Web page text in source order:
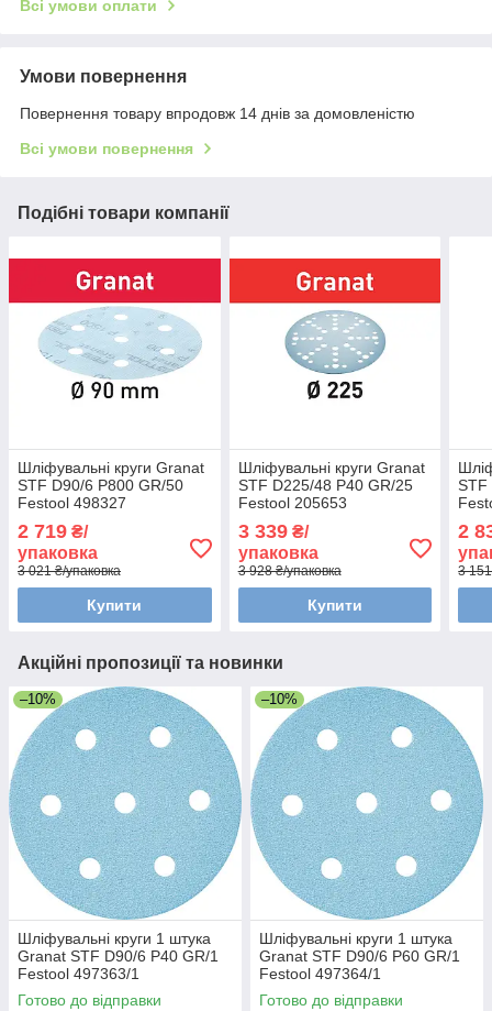
Всі умови оплати
Умови повернення
Повернення товару впродовж 14 днів за домовленістю
Всі умови повернення
Подібні товари компанії
Шліфувальні круги Granat
STF D90/6 P800 GR/50
Festool 498327
2 719 ₴/
упаковка
3 021 ₴/упаковка
Купити
Шліфувальні круги Granat
STF D225/48 P40 GR/25
Festool 205653
3 339₴/
упаковка
3 928 ₴/упаковка
Купити
STF
2
3
Акційні пропозиції та новинки
–10%
Шліфувальні круги 1 штука
Granat STF D90/6 P40 GR/1
Festool 497363/1
Готово до відправки
–10%
Шліфувальні круги 1 штука
Granat STF D90/6 Р60 GR/1
Festool 497364/1
Готово до відправки